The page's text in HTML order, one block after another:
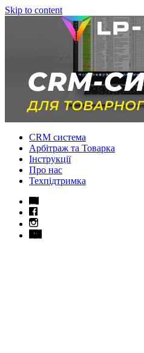
Skip to content
CRM система
Арбітраж та Товарка
Інструкції
Про нас
Техпідтримка